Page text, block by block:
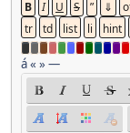
á« »—